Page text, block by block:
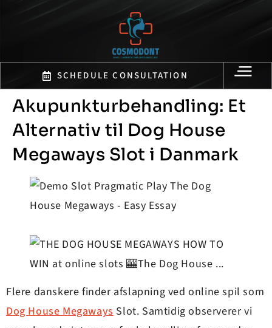
SCHEDULE CONSULTATION
Akupunkturbehandling: Et
Alternativ til Dog House
Megaways Slot i Danmark
Flere danskere finder afslapning ved online spil som
Dog House MegawaysSlot. Samtidig observerer vi